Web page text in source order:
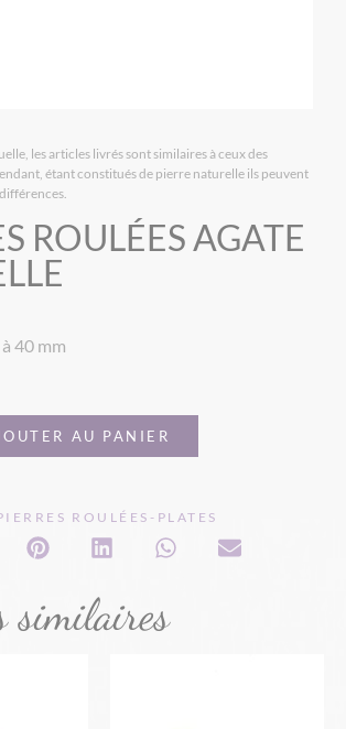
les articles livrés sont similaires à ceux des
étant constitués de pierre naturelle ils peuvent
ROULÉES AGATE
40 mm
AU PANIER
ROULÉES-PLATES
similaires